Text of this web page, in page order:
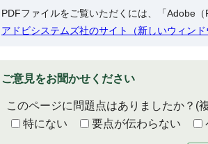
PDFファイルをご覧いただくには、「Adobe
アドビシステムズ社のサイト（新しいウィンド
ご意見をお聞かせください
このページに問題点はありましたか？ (
特にない
要点が伝わらない